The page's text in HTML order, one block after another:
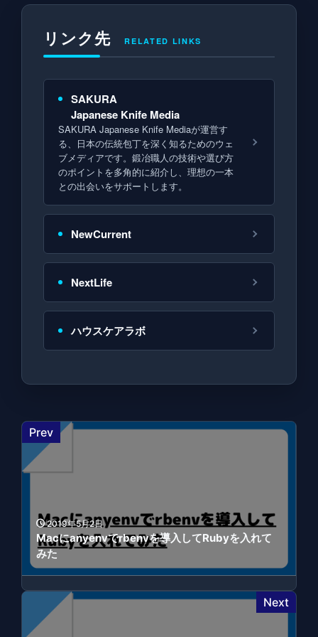
リンク先 RELATED LINKS
SAKURA
Japanese Knife Media
SAKURA Japanese Knife Mediaが運営す
る、日本の伝統包丁を深く知るためのウェ
ブメディアです。鍛冶職人の技術や選び方
のポイントを多角的に紹介し、理想の一本
との出会いをサポートします。
NewCurrent
NextLife
ハウスケアラボ
Prev
2019年5月2日
Macにanyenvでrbenvを導入してRubyを入れて
みた
Next